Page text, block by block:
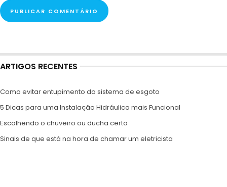
ARTIGOS RECENTES
Como evitar entupimento do sistema de esgoto
5 Dicas para uma Instalação Hidráulica mais Funcional
Escolhendo o chuveiro ou ducha certo
Sinais de que está na hora de chamar um eletricista